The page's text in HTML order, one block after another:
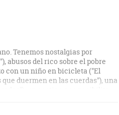
Tenemos nostalgias por
abusos del rico sobre el pobre
con un niño en bicicleta ("El
duermen en las cuerdas"), una
un castigo que posibilita
un incidente en un burdel